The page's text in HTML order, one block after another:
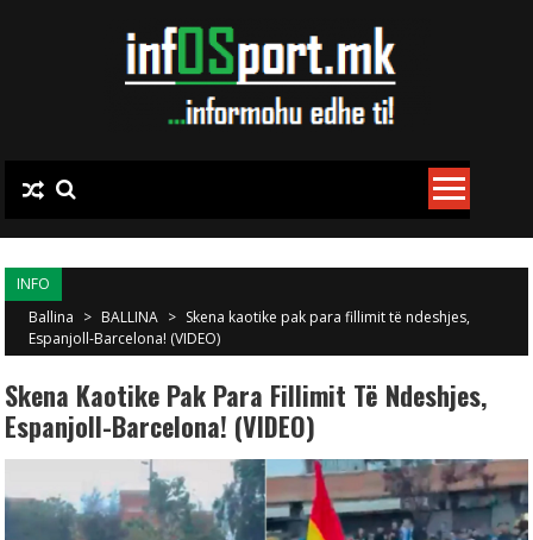
INFO
Ballina > BALLINA > Skena kaotike pak para fillimit të ndeshjes,
Espanjoll-Barcelona! (VIDEO)
Skena Kaotike Pak Para Fillimit Të Ndeshjes,
Espanjoll-Barcelona! (VIDEO)